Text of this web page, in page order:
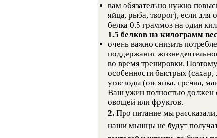
вам обязательно нужно
яйца, рыба, творог), если для
белка 0.5 граммов на один
1.5 белков на килограмм
очень важно снизить
поддержания
во время тренировки.
особенности быстрых
углеводы (овсянка, гречка,
Ваш ужин полностью должен
овощей или фруктов.
2. Про питание мы
наши мышцы не будут